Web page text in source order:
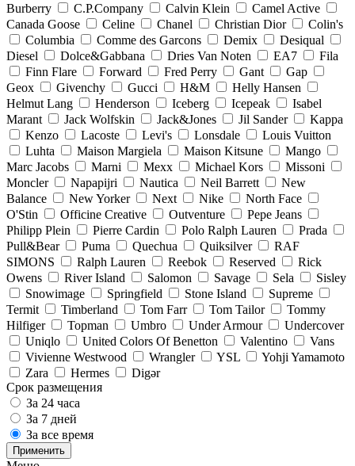
Burberry
C.P.Company Calvin Klein
Camel Active
Canada Goose
Celine Chanel Christian Dior
Colin's
Columbia
Comme des Garcons Demix
Desiqual
Diesel
Dolce&Gabbana Dries Van Noten EA7
Fila
Finn Flare
Forward Fred Perry Gant
Gap
Geox
Givenchy Gucci H&M
Helly Hansen
Helmut Lang
Henderson Iceberg Icepeak
Isabel
Marant
Jack Wolfskin Jack&Jones Jil Sander
Kappa
Kenzo
Lacoste Levi's Lonsdale
Louis Vuitton
Luhta
Maison Margiela Maison Kitsune
Mango
Marc Jacobs
Marni Mexx Michael Kors
Missoni
Moncler
Napapijri Nautica Neil Barrett
New
Balance
New Yorker Next Nike
North Face
O'Stin
Officine Creative Outventure
Pepe Jeans
Philipp Plein
Pierre Cardin Polo Ralph Lauren
Prada
Pull&Bear
Puma Quechua Quiksilver
RAF
SIMONS
Ralph Lauren Reebok Reserved
Rick
Owens
River Island Salomon Savage Sela
Sisley
Snowimage
Springfield Stone Island
Supreme
Termit
Timberland Tom Farr Tom Tailor
Tommy
Hilfiger
Topman Umbro Under Armour
Undercover
Uniqlo
United Colors Of Benetton Valentino
Vans
Vivienne Westwood
Wrangler YSL
Yohji Yamamoto
Zara
Hermes
Digər
Срок размещения
За 24 часа
За 7 дней
За все время
Применить